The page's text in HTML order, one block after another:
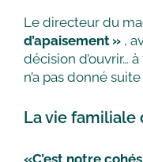
Le directeur du
d’apaisement » ,
décision d’ouvrir…
n’a pas donné
La vie familiale
«C’est notre